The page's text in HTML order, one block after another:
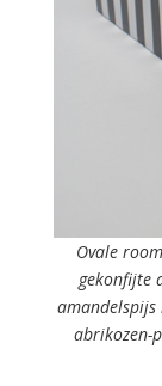
Ovale
gekonfijte
amandelspijs
abrikozen-